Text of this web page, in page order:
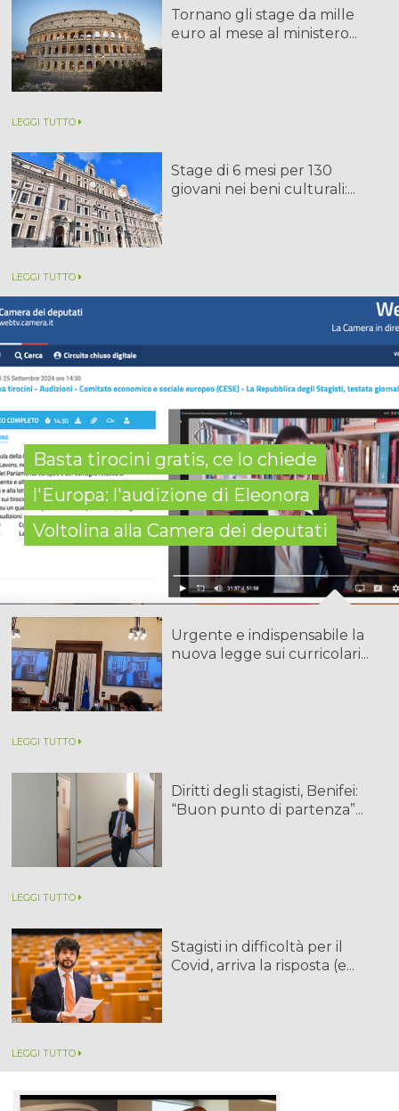
Tornano gli stage da mille
euro al mese al ministero...
LEGGI TUTTO
Stage di 6 mesi per 130
giovani nei beni culturali:...
LEGGI TUTTO
Basta tirocini gratis, ce lo chiede
l'Europa: l'audizione di Eleonora
Voltolina alla Camera dei deputati
Urgente e indispensabile la
nuova legge sui curricolari...
LEGGI TUTTO
Diritti degli stagisti, Benifei:
“Buon punto di partenza”...
LEGGI TUTTO
Stagisti in difficoltà per il
Covid, arriva la risposta (e...
LEGGI TUTTO